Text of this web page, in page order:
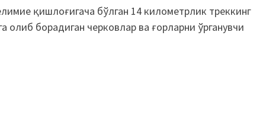
қишлоғигача бўлган 14 километрлик треккинг
олиб борадиган черковлар ва ғорларни ўрганувчи